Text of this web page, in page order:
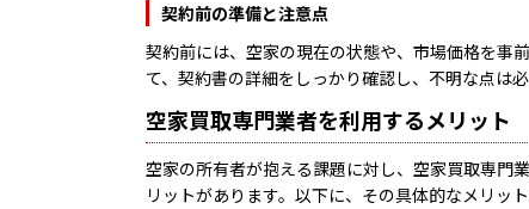
契約前の準備と注意点
契約前には、空家の現在の状態や、市場価格を事
て、契約書の詳細をしっかり確認し、不明な点は
空家買取専門業者を利用するメリット
空家の所有者が抱える課題に対し、空家買取専門
リットがあります。以下に、その具体的なメリッ